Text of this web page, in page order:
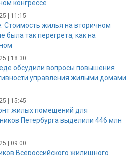
конгрессе
| 11:15
Стоимость жилья на вторичном
была так перегрета, как на
| 18:30
обсудили вопросы повышения
управления жилыми домами
| 15:45
жилых помещений для
Петербурга выделили 446 млн
| 09:00
Всероссийского жилищного